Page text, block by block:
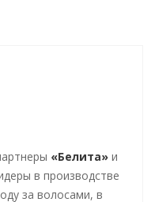
«Белита» и
в производстве
за волосами, в